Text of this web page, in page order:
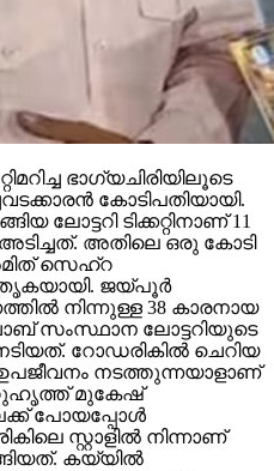
ഭാഗ്യചിരിയിലൂടെ
കോടിപതിയായി.
ലോട്ടറി ടിക്കറ്റിനാണ് 11
അതിലെ ഒരു കോടി
സെഹ്‌റ
ജയ്പൂര്‍
നിന്നുള്ള 38 കാരനായ
സംസ്ഥാന ലോട്ടറിയുടെ
റോഡരികില്‍ ചെറിയ
ഉപജീവനം നടത്തുന്നയാളാണ്
സുഹൃത്ത് മുകേഷ്
പോയപ്പോള്‍
സ്റ്റാളില്‍ നിന്നാണ്
കയ്യില്‍
1000 രൂപ കടം
രാത്രി 10 മണിക്ക്
11 കോടിയുടെ
ടിക്കറ്റിനും 1000
അടിച്ച വിവരം
സുഹൃത്ത്
രണ്ട്